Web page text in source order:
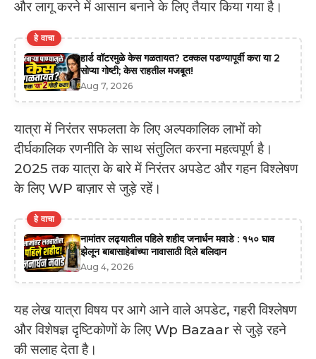
और लागू करने में आसान बनाने के लिए तैयार किया गया है।
हे वाचा
हार्ड वॉटरमुळे केस गळतायत? टक्कल पडण्यापूर्वी करा या 2
सोप्या गोष्टी; केस राहतील मजबूत!
Aug 7, 2026
यात्रा में निरंतर सफलता के लिए अल्पकालिक लाभों को
दीर्घकालिक रणनीति के साथ संतुलित करना महत्वपूर्ण है।
2025 तक यात्रा के बारे में निरंतर अपडेट और गहन विश्लेषण
के लिए WP बाज़ार से जुड़े रहें।
हे वाचा
नामांतर लढ्यातील पहिले शहीद जनार्धन मवाडे : १५० घाव
झेलून बाबासाहेबांच्या नावासाठी दिले बलिदान
Aug 4, 2026
यह लेख यात्रा विषय पर आगे आने वाले अपडेट, गहरी विश्लेषण
और विशेषज्ञ दृष्टिकोणों के लिए Wp Bazaar से जुड़े रहने
की सलाह देता है।